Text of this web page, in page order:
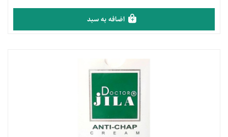
اضافه به سبد